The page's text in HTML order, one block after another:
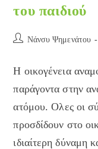
του παιδιού
Post Νάνσυ Ψημενάτου
Η οικογένεια
παράγοντα στην
ατόμου. Ολες οι
προσδίδουν στο
ιδιαίτερη δύναμη